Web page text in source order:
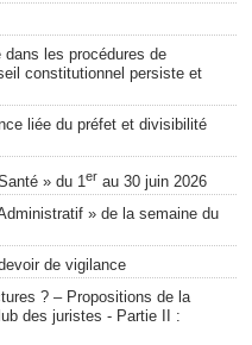
les procédures de
constitutionnel persiste et
liée du préfet et divisibilité
» du 1 er au 30 juin 2026
» de la semaine du
de vigilance
? – Propositions de la
des juristes - Partie II :